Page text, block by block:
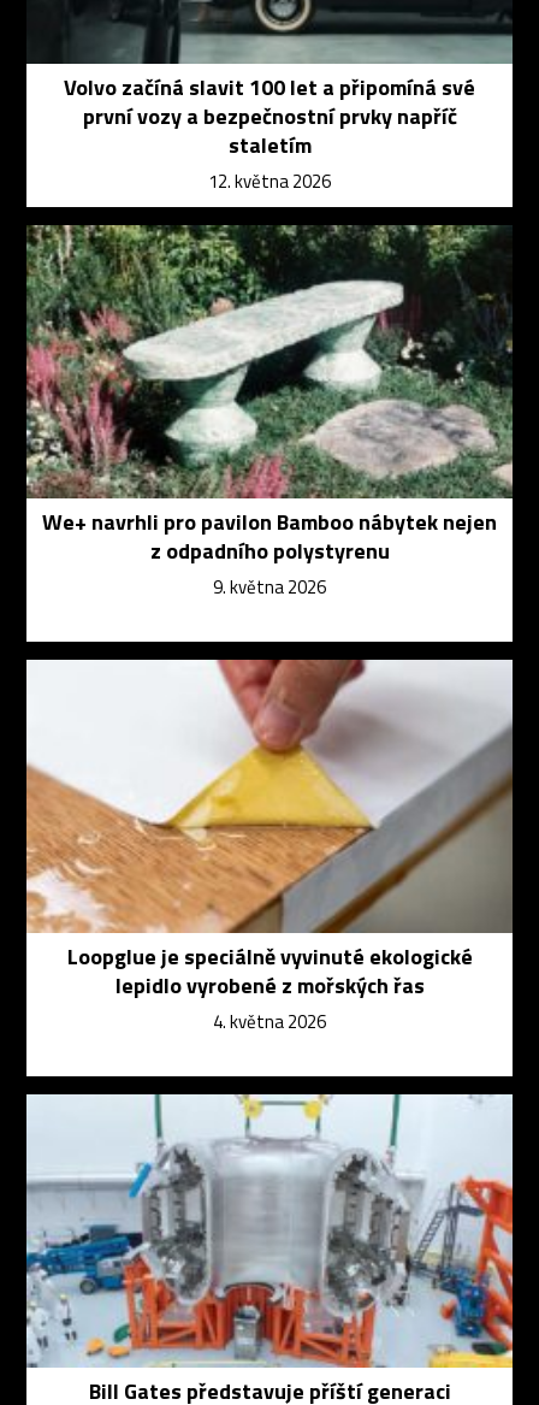
Volvo začíná slavit 100 let a připomíná své
první vozy a bezpečnostní prvky napříč
staletím
12. května 2026
We+ navrhli pro pavilon Bamboo nábytek nejen
z odpadního polystyrenu
9. května 2026
Loopglue je speciálně vyvinuté ekologické
lepidlo vyrobené z mořských řas
4. května 2026
Bill Gates představuje příští generaci